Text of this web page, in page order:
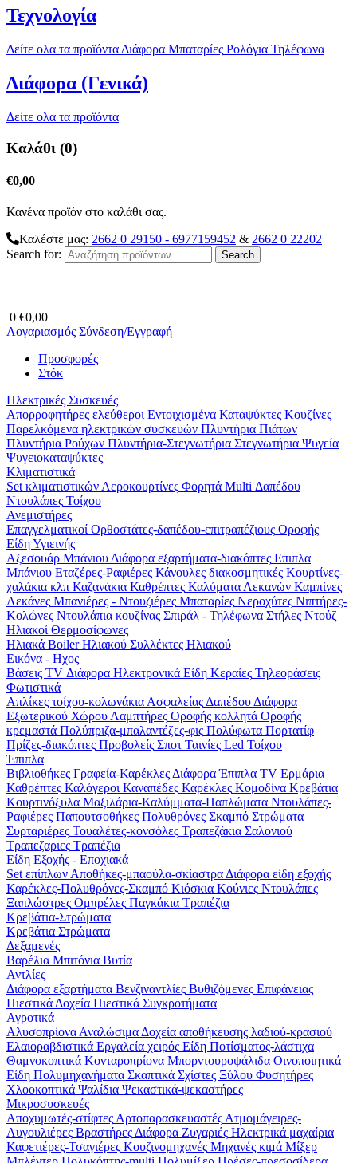
Τεχνολογία
Δείτε ολα τα προϊόντα Διάφορα Μπαταρίες Ρολόγια Τηλέφωνα
Διάφορα (Γενικά)
Δείτε ολα τα προϊόντα
Καλάθι (0)
€0,00
Κανένα προϊόν στο καλάθι σας.
Καλέστε μας: 2662 0 29150 - 6977159452 & 2662 0 22202
Search for:
0 €0,00
Λογαριασμός Σύνδεση/Εγγραφή
Προσφορές
Στόκ
Ηλεκτρικές Συσκευές
Απορροφητήρες ελεύθεροι Εντοιχισμένα Καταψύκτες Κουζίνες
Παρελκόμενα ηλεκτρικών συσκευών Πλυντήρια Πιάτων
Πλυντήρια Ρούχων Πλυντήρια-Στεγνωτήρια Στεγνωτήρια Ψυγεία
Ψυγειοκαταψύκτες
Κλιματιστικά
Set κλιματιστικών Αεροκουρτίνες Φορητά Multi Δαπέδου
Ντουλάπες Τοίχου
Ανεμιστήρες
Επαγγελματικοί Ορθοστάτες-δαπέδου-επιτραπέζιους Οροφής
Είδη Υγιεινής
Αξεσουάρ Μπάνιου Διάφορα εξαρτήματα-διακόπτες Επιπλα
Μπάνιου Εταζέρες-Ραφιέρες Κάνουλες διακοσμητικές Κουρτίνες-
χαλάκια κλπ Καζανάκια Καθρέπτες Καλύματα Λεκανών Καμπίνες
Λεκάνες Μπανιέρες - Ντουζιέρες Μπαταρίες Νεροχύτες Νιπτήρες-
Κολώνες Ντουλάπια κουζίνας Σπιράλ - Τηλέφωνα Στήλες Ντούζ
Ηλιακοί Θερμοσίφωνες
Ηλιακά Boiler Ηλιακού Συλλέκτες Ηλιακού
Εικόνα - Ηχος
Βάσεις TV Διάφορα Ηλεκτρονικά Είδη Κεραίες Τηλεοράσεις
Φωτιστικά
Απλίκες τοίχου-κολωνάκια Ασφαλείας Δαπέδου Διάφορα
Εξωτερικού Χώρου Λαμπτήρες Οροφής κολλητά Οροφής
κρεμαστά Πολύπριζα-μπαλαντέζες-φις Πολύφωτα Πορτατίφ
Πρίζες-διακόπτες Προβολείς Σποτ Ταινίες Led Τοίχου
Έπιπλα
Βιβλιοθήκες Γραφεία-Καρέκλες Διάφορα Έπιπλα TV Ερμάρια
Καθρέπτες Καλόγεροι Καναπέδες Καρέκλες Κομοδίνα Κρεβάτια
Κουρτινόξυλα Μαξιλάρια-Καλύμματα-Παπλώματα Ντουλάπες-
Ραφιέρες Παπουτσοθήκες Πολυθρόνες Σκαμπό Στρώματα
Συρταριέρες Τουαλέτες-κονσόλες Τραπεζάκια Σαλονιού
Τραπεζαριες Τραπέζια
Είδη Εξοχής - Εποχιακά
Set επίπλων Αποθήκες-μπαούλα-σκίαστρα Διάφορα είδη εξοχής
Καρέκλες-Πολυθρόνες-Σκαμπό Κιόσκια Κούνιες Ντουλάπες
Ξαπλώστρες Ομπρέλες Παγκάκια Τραπέζια
Κρεβάτια-Στρώματα
Κρεβάτια Στρώματα
Δεξαμενές
Βαρέλια Μπιτόνια Βυτία
Αντλίες
Διάφορα εξαρτήματα Βενζιναντλίες Βυθιζόμενες Επιφάνειας
Πιεστικά Δοχεία Πιεστικά Συγκροτήματα
Αγροτικά
Αλυσοπρίονα Αναλώσιμα Δοχεία αποθήκευσης λαδιού-κρασιού
Ελαιοραβδιστικά Εργαλεία χειρός Είδη Ποτίσματος-λάστιχα
Θαμνοκοπτικά Κονταροπρίονα Μπορντουροψάλιδα Οινοποιητικά
Είδη Πολυμηχανήματα Σκαπτικά Σχίστες Ξύλου Φυσητήρες
Χλοοκοπτικά Ψαλίδια Ψεκαστικά-ψεκαστήρες
Μικροσυσκευές
Αποχυμωτές-στίφτες Αρτοπαρασκευαστές Ατμομάγειρες-
Αυγουλιέρες Βραστήρες Διάφορα Ζυγαριές Ηλεκτρικά μαχαίρια
Καφετιέρες-Τσαγιέρες Κουζινομηχανές Μηχανές κιμά Μίξερ